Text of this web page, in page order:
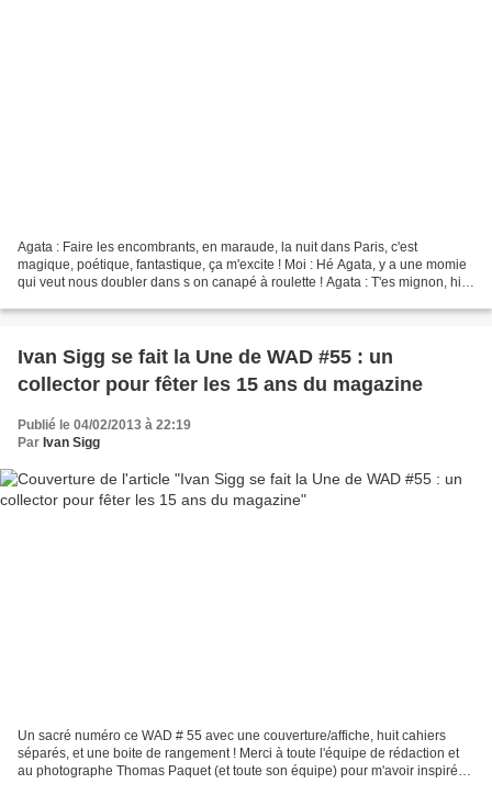
Agata : Faire les encombrants, en maraude, la nuit dans Paris, c'est
magique, poétique, fantastique, ça m'excite ! Moi : Hé Agata, y a une momie
qui veut nous doubler dans s on canapé à roulette ! Agata : T'es mignon, hi
Ivan Sigg se fait la Une de WAD #55 : un
collector pour fêter les 15 ans du magazine
Publié le 04/02/2013 à 22:19
Par Ivan Sigg
Un sacré numéro ce WAD # 55 avec une couverture/affiche, huit cahiers
séparés, et une boite de rangement ! Merci à toute l'équipe de rédaction et
au photographe Thomas Paquet (et toute son équipe) pour m'avoir inspiré